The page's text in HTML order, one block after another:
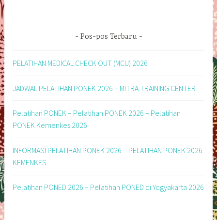
Pos-pos Terbaru
PELATIHAN MEDICAL CHECK OUT (MCU) 2026
JADWAL PELATIHAN PONEK 2026 – MITRA TRAINING CENTER
Pelatihan PONEK – Pelatihan PONEK 2026 – Pelatihan
PONEK Kemenkes 2026
INFORMASI PELATIHAN PONEK 2026 – PELATIHAN PONEK 2026
KEMENKES
Pelatihan PONED 2026 – Pelatihan PONED di Yogyakarta 2026